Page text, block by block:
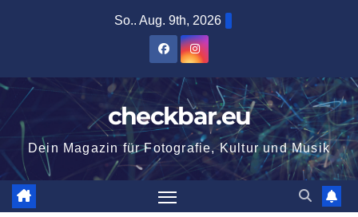
So.. Aug. 9th, 2026
checkbar.eu
Dein Magazin für Fotografie, Kultur und Musik